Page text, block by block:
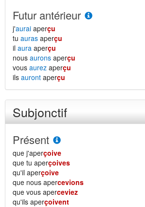
Futur antérieur
j'aurai aperçu
tu auras aperçu
il aura aperçu
nous aurons aperçu
vous aurez aperçu
ils auront aperçu
Subjonctif
Présent
que j'aperçoive
que tu aperçoives
qu'il aperçoive
que nous apercevions
que vous aperceviez
qu'ils aperçoivent